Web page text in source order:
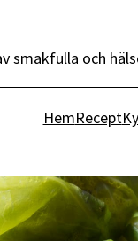
smakfulla och
HemRecept